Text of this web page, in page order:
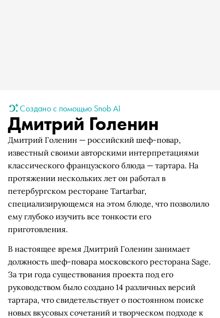
Создано с помощью Snob AI
Дмитрий Голенин
Дмитрий Голенин — российский шеф-повар,
известный своими авторскими интерпретациями
классического французского блюда — тартара. На
протяжении нескольких лет он работал в
петербургском ресторане Tartarbar,
специализирующемся на этом блюде, что позволило
ему глубоко изучить все тонкости его
приготовления.
В настоящее время Дмитрий Голенин занимает
должность шеф-повара московского ресторана Sage.
За три года существования проекта под его
руководством было создано 14 различных версий
тартара, что свидетельствует о постоянном поиске
новых вкусовых сочетаний и творческом подходе к